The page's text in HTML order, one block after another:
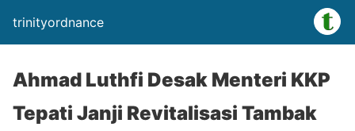
trinityordnance
Ahmad Luthfi Desak Menteri KKP
Tepati Janji Revitalisasi Tambak